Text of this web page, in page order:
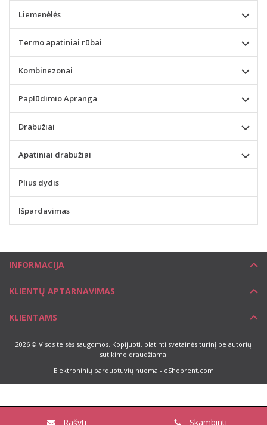
Liemenėlės
Termo apatiniai rūbai
Kombinezonai
Paplūdimio Apranga
Drabužiai
Apatiniai drabužiai
Plius dydis
Išpardavimas
INFORMACIJA
KLIENTŲ APTARNAVIMAS
KLIENTAMS
2026 © Visos teisės saugomos. Kopijuoti, platinti svetainės turinį be autorių
sutikimo draudžiama.
Elektroninių parduotuvių nuoma - eShoprent.com
Rašyti Skambinti